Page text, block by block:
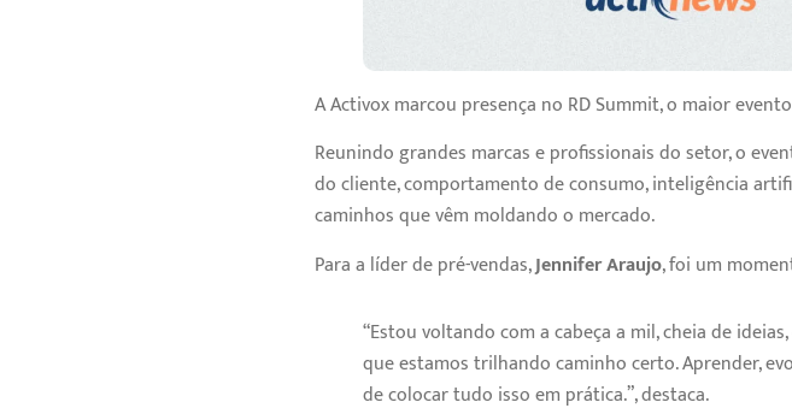
A Activox marcou presença no RD Summit, o maior
Reunindo grandes marcas e profissionais do setor, o
do cliente, comportamento de consumo, inteligência
caminhos que vêm moldando o mercado.
Para a líder de pré-vendas,Jennifer Araujo, foi um
“Estou voltando com a cabeça a mil, cheia de
que estamos trilhando caminho certo. Aprender,
de colocar tudo isso em prática.”, destaca.